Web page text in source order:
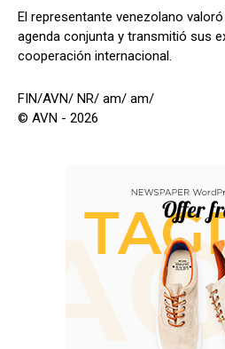
El representante venezolano
agenda conjunta y transmitió sus
cooperación internacional.
FIN/AVN/ NR/ am/ am/
© AVN - 2026